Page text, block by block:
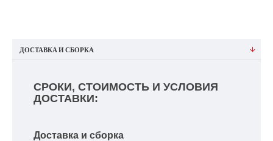
ДОСТАВКА И СБОРКА
СРОКИ, СТОИМОСТЬ И УСЛОВИЯ
ДОСТАВКИ:
Доставка и сборка